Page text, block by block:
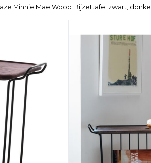
Minnie Mae Wood Bijzettafel zwart,